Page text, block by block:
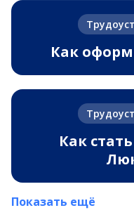
Как
Как
Показать ещё